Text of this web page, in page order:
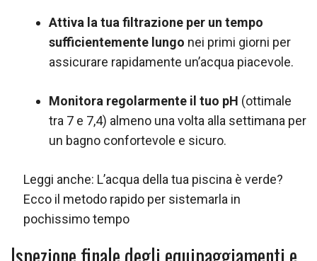
Attiva la tua filtrazione per un tempo
sufficientemente lungo nei primi giorni per
assicurare rapidamente un’acqua piacevole.
Monitora regolarmente il tuo pH (ottimale
tra 7 e 7,4) almeno una volta alla settimana per
un bagno confortevole e sicuro.
Leggi anche: L’acqua della tua piscina è verde?
Ecco il metodo rapido per sistemarla in
pochissimo tempo